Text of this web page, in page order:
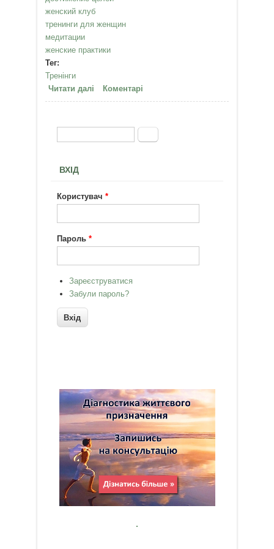
женский клуб
тренинги для женщин
медитации
женские практики
Тег:
Тренінги
Читати далі про Я!! ТВОРЕЦ СВОЕЙ СУДЬБЫ
И СВОЕГО БУДУЩЕГО!! -5 июля в
Коментарі
Пошукова форма
Пошук
ВХІД
Користувач*
Пароль*
Зареєструватися
Забули пароль?